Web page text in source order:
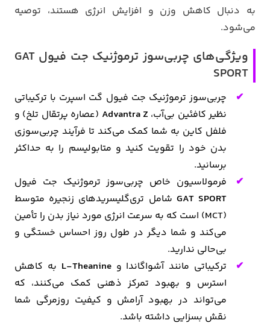
به دنبال کاهش وزن و افزایش انرژی هستند، توصیه
می‌شود.
ویژگی‌های چربی‌سوز ترموژنیک جت فیول GAT
SPORT
چربی‌سوز ترموژنیک جت فیول گت اسپرت با ترکیباتی
نظیر کافئین بی‌آب، Advantra Z (عصاره پرتقال تلخ) و
فلفل کاین به شما کمک می‌کند تا فرآیند چربی‌سوزی
بدن خود را تقویت کنید و متابولیسم را به حداکثر
برسانید.
فرمولاسیون خاص چربی‌سوز ترموژنیک جت فیول
GAT SPORT شامل تری‌گلیسریدهای زنجیره متوسط
(MCT) است که به سرعت انرژی مورد نیاز بدن را تأمین
می‌کند و شما دیگر در طول روز احساس خستگی و
بی‌حالی ندارید.
ترکیباتی مانند آشواگاندا وL-Theanine به کاهش
استرس و بهبود تمرکز ذهنی کمک می‌کنند، که
می‌تواند در بهبود آرامش و کیفیت روزمرگی شما
نقش بسزایی داشته باشد.